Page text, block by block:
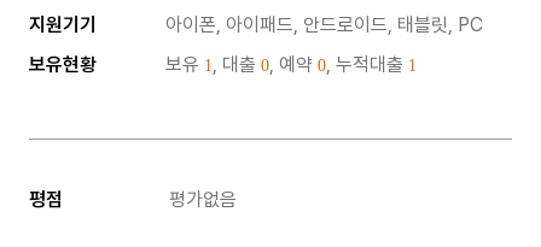
지원기기
아이폰, 아이패드, 안드로이드, 태블릿, PC
보유현황
보유 1 , 대출 0 , 예약 0 , 누적대출 1
평점 평가없음